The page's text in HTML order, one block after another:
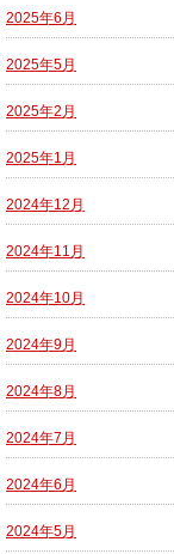
2025年6月
2025年5月
2025年2月
2025年1月
2024年12月
2024年11月
2024年10月
2024年9月
2024年8月
2024年7月
2024年6月
2024年5月